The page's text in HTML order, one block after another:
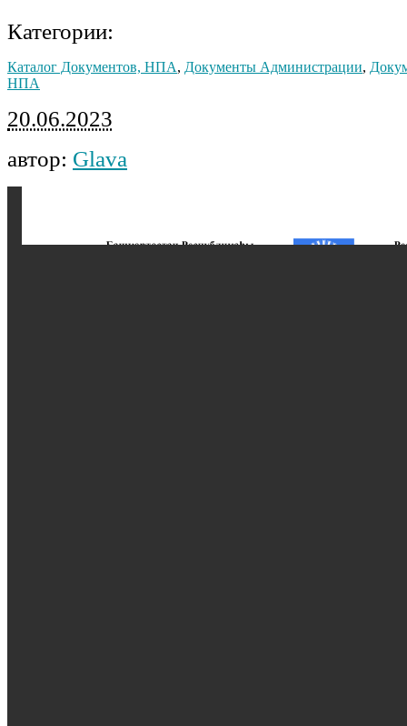
Категории:
Каталог Документов, НПА, Документы Администрации,
НПА
20.06.2023
автор: Glava